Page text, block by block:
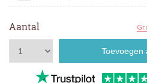
Aantal
Toevoegen